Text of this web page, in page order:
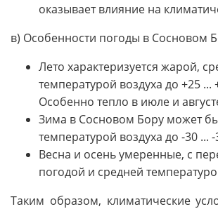
оказывает влияние на
в) Особенности погоды в Сосновом
Лето характеризуется жарой,
температурой воздуха до +25 ...
Особенно тепло в июле и
Зима в Сосновом Бору может
температурой воздуха до -30 ... -
Весна и осень умеренные, с
погодой и средней
Таким образом, климатические